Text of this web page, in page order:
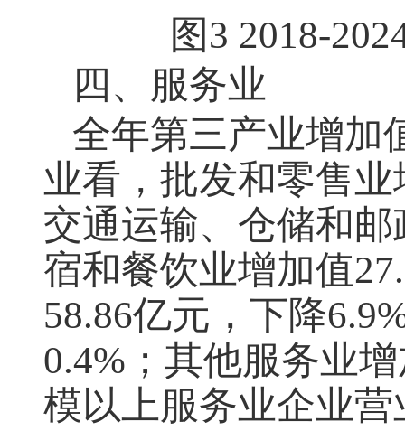
图 3 2018-
四、服务业
全年第三产业增加
业看，批发和零售业
交通运输、仓储和
宿和餐饮业增加值
58.86亿元，下降
0.4% ；其他服务业
模以上服务业企业营